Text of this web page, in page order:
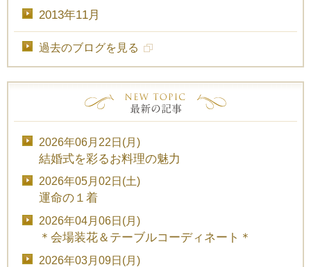
2013年11月
過去のブログを見る
2026年06月22日(月)
結婚式を彩るお料理の魅力
2026年05月02日(土)
運命の１着
2026年04月06日(月)
＊会場装花＆テーブルコーディネート＊
2026年03月09日(月)